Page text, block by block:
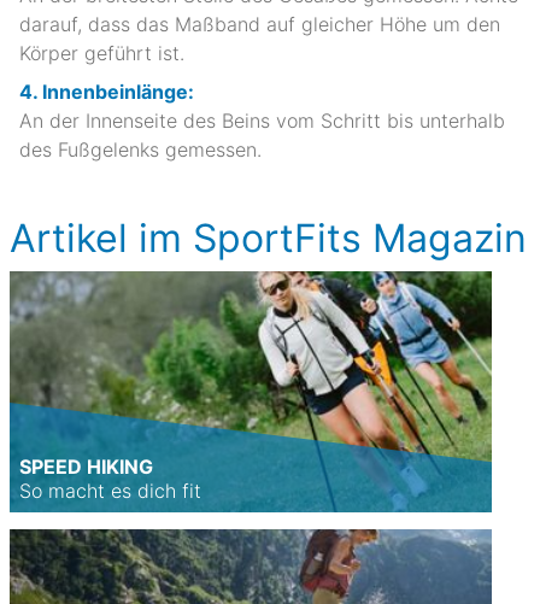
darauf, dass das Maßband auf gleicher Höhe um den
Körper geführt ist.
4. Innenbeinlänge:
An der Innenseite des Beins vom Schritt bis unterhalb
des Fußgelenks gemessen.
Artikel im SportFits Magazin
SPEED HIKING
So macht es dich fit